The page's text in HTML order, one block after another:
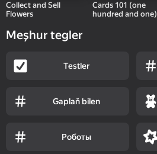
Collect and Sell
Flowers
Cards 101 (one
hundred and one)
Meşhur tegler
Testler
Gaplaň bilen
Роботы